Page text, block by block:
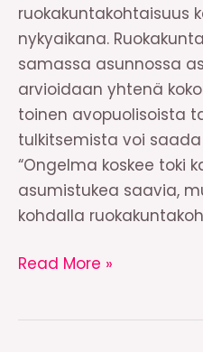
ruokakuntakohtaisuus
nykyaikana.
samassa asunnossa
arvioidaan yhtenä
toinen avopuolisoista
tulkitsemista voi
“Ongelma koskee toki
asumistukea saavia,
kohdalla
Asumistuen
Read More »